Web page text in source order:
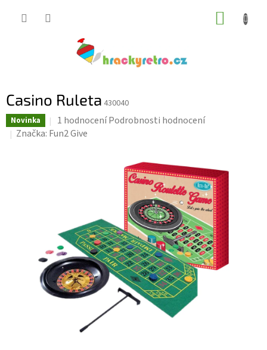
Casino Ruleta 430040
Novinka
Průměrné
hodnocení
1 hodnocení Podrobnosti hodnocení
Značka: Fun2 Give